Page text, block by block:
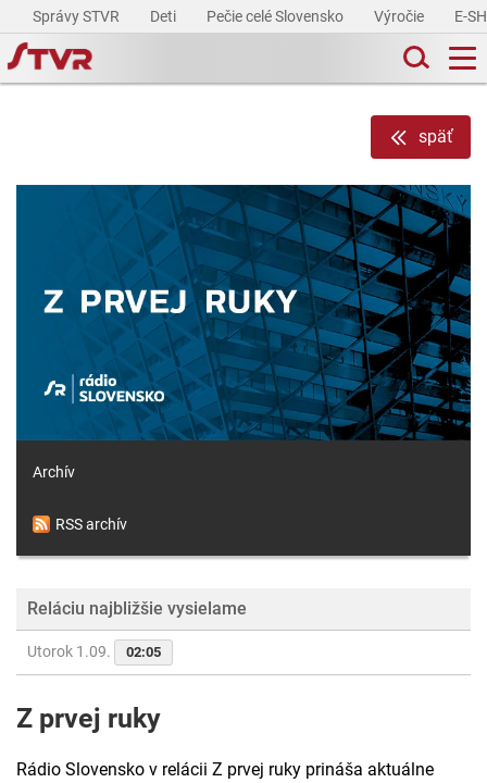
Správy STVR Deti Pečie celé Slovensko Výročie E-
späť
Archív
RSS archív
Reláciu najbližšie vysielame
Utorok 1.09. 02:05
Z prvej ruky
Rádio Slovensko v relácii Z prvej ruky prináša aktuálne